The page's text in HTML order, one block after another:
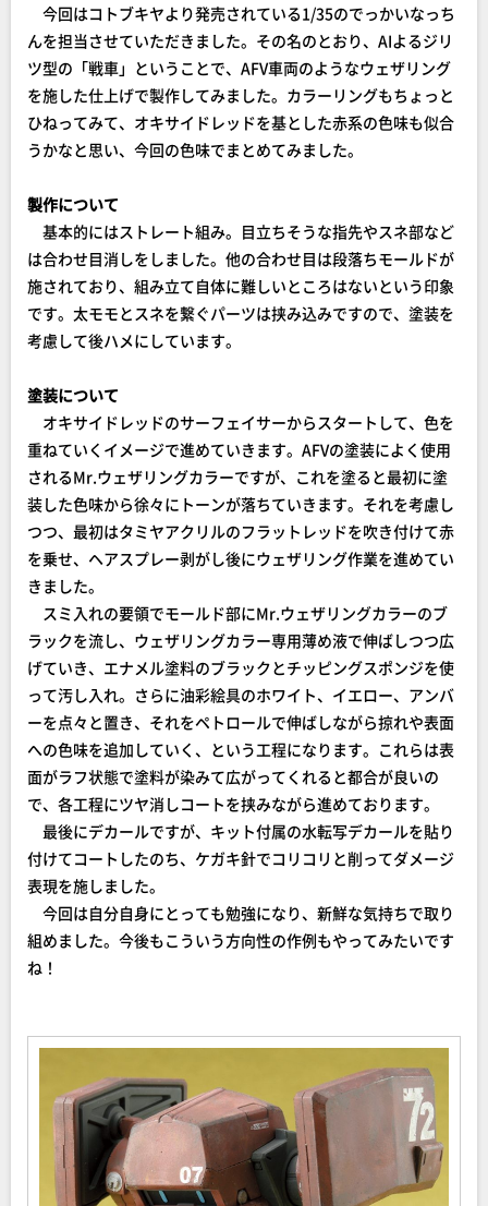
今回はコトブキヤより発売されている1/35のでっかいなっち
んを担当させていただきました。その名のとおり、AIよるジリ
ツ型の「戦車」ということで、AFV車両のようなウェザリング
を施した仕上げで製作してみました。カラーリングもちょっと
ひねってみて、オキサイドレッドを基とした赤系の色味も似合
うかなと思い、今回の色味でまとめてみました。
製作について
基本的にはストレート組み。目立ちそうな指先やスネ部など
は合わせ目消しをしました。他の合わせ目は段落ちモールドが
施されており、組み立て自体に難しいところはないという印象
です。太モモとスネを繋ぐパーツは挟み込みですので、塗装を
考慮して後ハメにしています。
塗装について
オキサイドレッドのサーフェイサーからスタートして、色を
重ねていくイメージで進めていきます。AFVの塗装によく使用
されるMr.ウェザリングカラーですが、これを塗ると最初に塗
装した色味から徐々にトーンが落ちていきます。それを考慮し
つつ、最初はタミヤアクリルのフラットレッドを吹き付けて赤
を乗せ、ヘアスプレー剥がし後にウェザリング作業を進めてい
きました。
スミ入れの要領でモールド部にMr.ウェザリングカラーのブ
ラックを流し、ウェザリングカラー専用薄め液で伸ばしつつ広
げていき、エナメル塗料のブラックとチッピングスポンジを使
って汚し入れ。さらに油彩絵具のホワイト、イエロー、アンバ
ーを点々と置き、それをペトロールで伸ばしながら掠れや表面
への色味を追加していく、という工程になります。これらは表
面がラフ状態で塗料が染みて広がってくれると都合が良いの
で、各工程にツヤ消しコートを挟みながら進めております。
最後にデカールですが、キット付属の水転写デカールを貼り
付けてコートしたのち、ケガキ針でコリコリと削ってダメージ
表現を施しました。
今回は自分自身にとっても勉強になり、新鮮な気持ちで取り
組めました。今後もこういう方向性の作例もやってみたいです
ね！